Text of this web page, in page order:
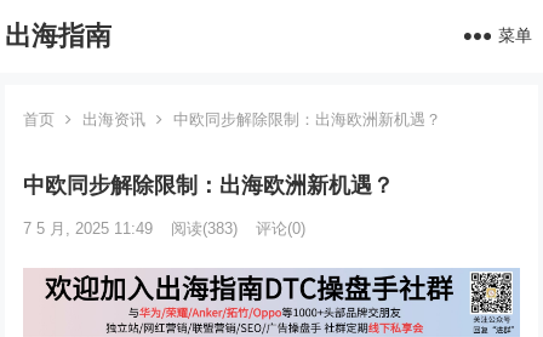
出海指南 菜单
首页 出海资讯 中欧同步解除限制：出海欧洲新机遇？
中欧同步解除限制：出海欧洲新机遇？
7 5 月, 2025 11:49 阅读(383) 评论(0)